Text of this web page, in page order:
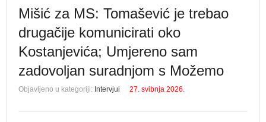
Mišić za MS: Tomašević je trebao
drugačije komunicirati oko
Kostanjevića; Umjereno sam
zadovoljan suradnjom s Možemo
Objavljeno u kategoriji: Intervjui 27. svibnja 2026.